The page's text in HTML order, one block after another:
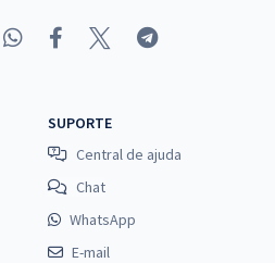
SUPORTE
Central de ajuda
Chat
WhatsApp
E-mail